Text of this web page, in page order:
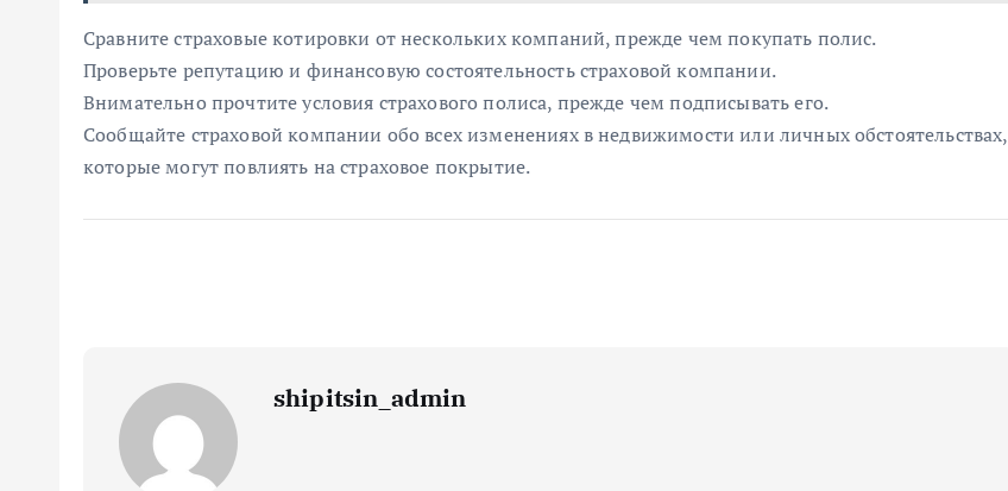
Сравните страховые котировки от нескольких компаний, прежде чем покупать полис.
Проверьте репутацию и финансовую состоятельность страховой компании.
Внимательно прочтите условия страхового полиса, прежде чем подписывать его.
Сообщайте страховой компании обо всех изменениях в недвижимости или личных обстоятельствах,
которые могут повлиять на страховое покрытие.
shipitsin_admin